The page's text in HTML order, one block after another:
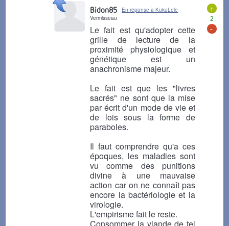
+
2
-
Bidon85
En réponse à KukuLele
Vermisseau
Le fait est qu'adopter cette
grille de lecture de la
proximité physiologique et
génétique est un
anachronisme majeur.
Le fait est que les "livres
sacrés" ne sont que la mise
par écrit d'un mode de vie et
de lois sous la forme de
paraboles.
Il faut comprendre qu'a ces
époques, les maladies sont
vu comme des punitions
divine à une mauvaise
action car on ne connaît pas
encore la bactériologie et la
virologie.
L'empirisme fait le reste.